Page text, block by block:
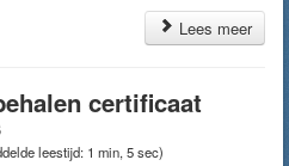
Lees meer
certificaat
leestijd: 1 min, 5 sec)